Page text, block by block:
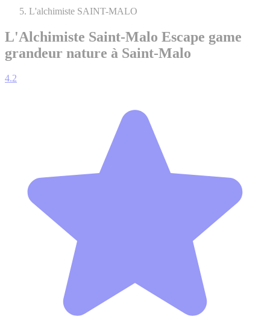
L'alchimiste SAINT-MALO
L'Alchimiste Saint-Malo Escape game
grandeur nature à Saint-Malo
4.2